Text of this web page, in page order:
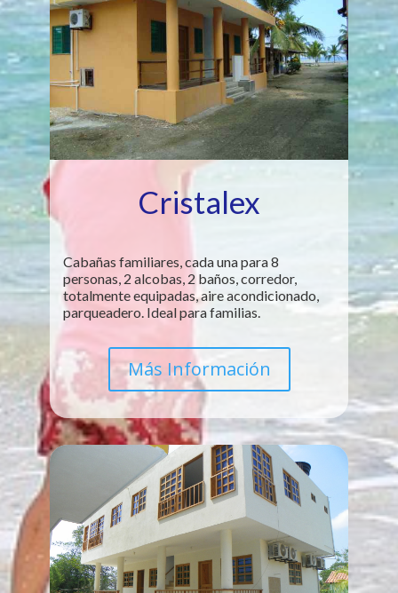
Cristalex
Cabañas familiares, cada una para 8
personas, 2 alcobas, 2 baños, corredor,
totalmente equipadas, aire acondicionado,
parqueadero. Ideal para familias.
Más Información